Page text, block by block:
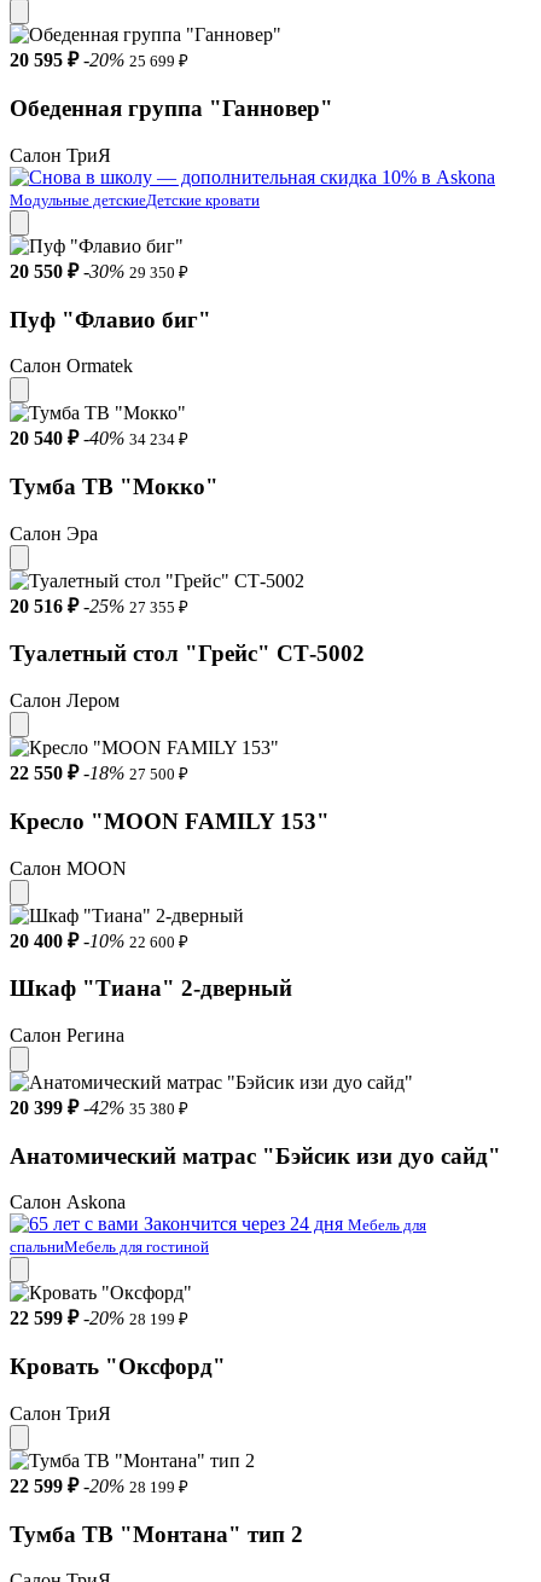
20 595 ₽ -20% 25 699 ₽
Обеденная группа "Ганновер"
Салон ТриЯ
Модульные детскиеДетские кровати
20 550 ₽ -30% 29 350 ₽
Пуф "Флавио биг"
Салон Ormatek
20 540 ₽ -40% 34 234 ₽
Тумба ТВ "Мокко"
Салон Эра
20 516 ₽ -25% 27 355 ₽
Туалетный стол "Грейс" СТ-5002
Салон Лером
22 550 ₽ -18% 27 500 ₽
Кресло "MOON FAMILY 153"
Салон MOON
20 400 ₽ -10% 22 600 ₽
Шкаф "Тиана" 2-дверный
Салон Регина
20 399 ₽ -42% 35 380 ₽
Анатомический матрас "Бэйсик изи дуо сайд"
Салон Askona
Закончится через 24 дня Мебель для
спальниМебель для гостиной
22 599 ₽ -20% 28 199 ₽
Кровать "Оксфорд"
Салон ТриЯ
22 599 ₽ -20% 28 199 ₽
Тумба ТВ "Монтана" тип 2